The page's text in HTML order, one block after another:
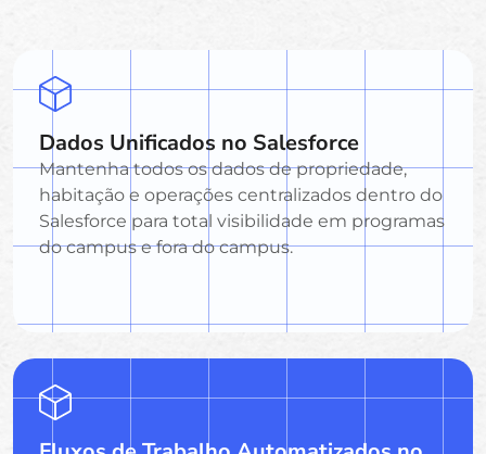
Dados Unificados no Salesforce
Mantenha todos os dados de propriedade,
habitação e operações centralizados dentro do
Salesforce para total visibilidade em programas
do campus e fora do campus.